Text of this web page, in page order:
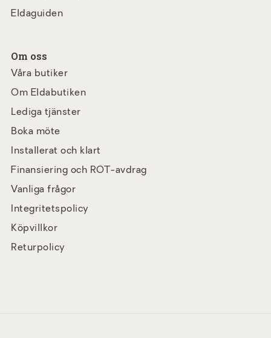
Eldaguiden
Om oss
Våra butiker
Om Eldabutiken
Lediga tjänster
Boka möte
Installerat och klart
Finansiering och ROT-avdrag
Vanliga frågor
Integritetspolicy
Köpvillkor
Returpolicy